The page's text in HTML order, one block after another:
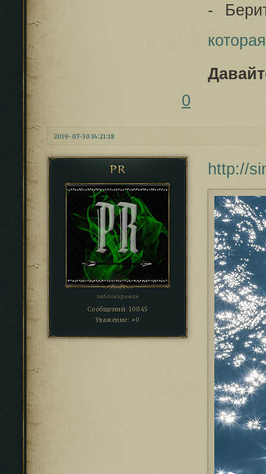
-
0
2019-07-30 14:21:18
PR
заблокирован
Сообщений: 10045
Уважение: +0
http://